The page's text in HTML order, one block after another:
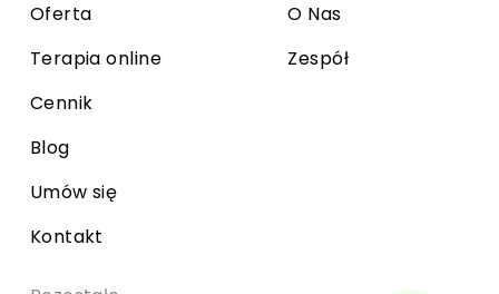
Oferta
Terapia online
Cennik
Blog
Umów się
Kontakt
O Nas
Zespół